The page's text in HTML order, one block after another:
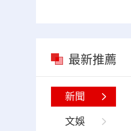
最新推薦
新聞
文娛